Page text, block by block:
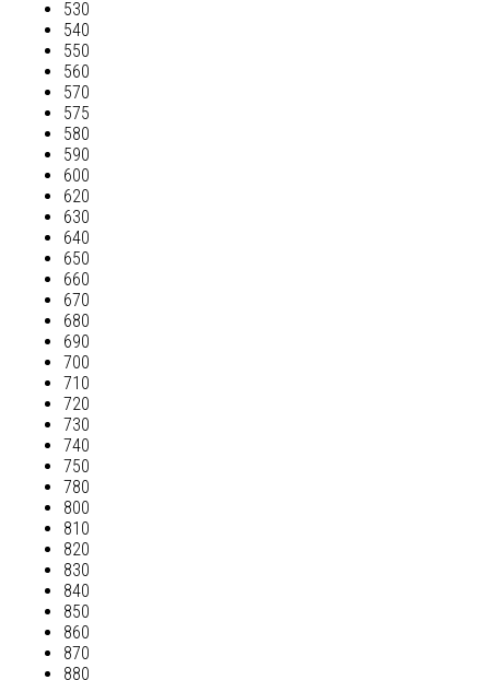
530
540
550
560
570
575
580
590
600
620
630
640
650
660
670
680
690
700
710
720
730
740
750
780
800
810
820
830
840
850
860
870
880